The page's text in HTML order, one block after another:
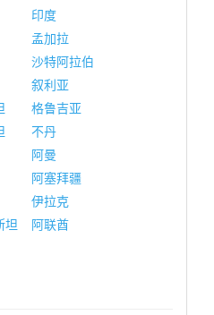
印度
孟加拉
沙特阿拉伯
叙利亚
格鲁吉亚
不丹
阿曼
阿塞拜疆
伊拉克
坦
阿联酋